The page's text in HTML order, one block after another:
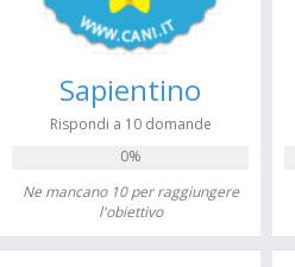
Sapientino
Rispondi a 10 domande
0%
Ne mancano 10 per raggiungere
l'obiettivo